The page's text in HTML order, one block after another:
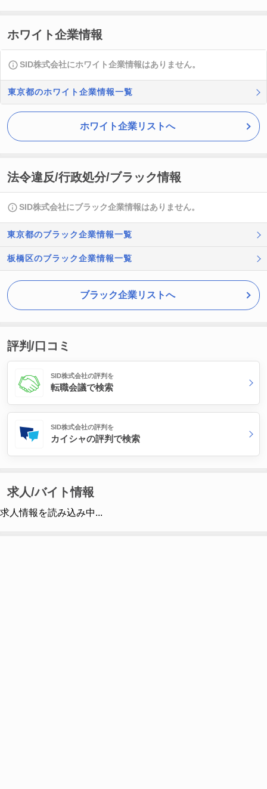
ホワイト企業情報
SID株式会社にホワイト企業情報はありません。
東京都のホワイト企業情報一覧
ホワイト企業リストへ
法令違反/行政処分/ブラック情報
SID株式会社にブラック企業情報はありません。
東京都のブラック企業情報一覧
板橋区のブラック企業情報一覧
ブラック企業リストへ
評判/口コミ
SID株式会社の評判を
転職会議で検索
SID株式会社の評判を
カイシャの評判で検索
求人/バイト情報
求人情報を読み込み中...